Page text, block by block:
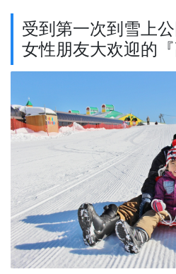
受到第一次到雪上
女性朋友大欢迎的『